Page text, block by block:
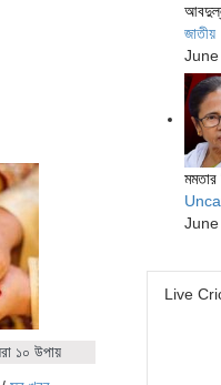
১০ উপায়
জাতীয়
মমতার
Live